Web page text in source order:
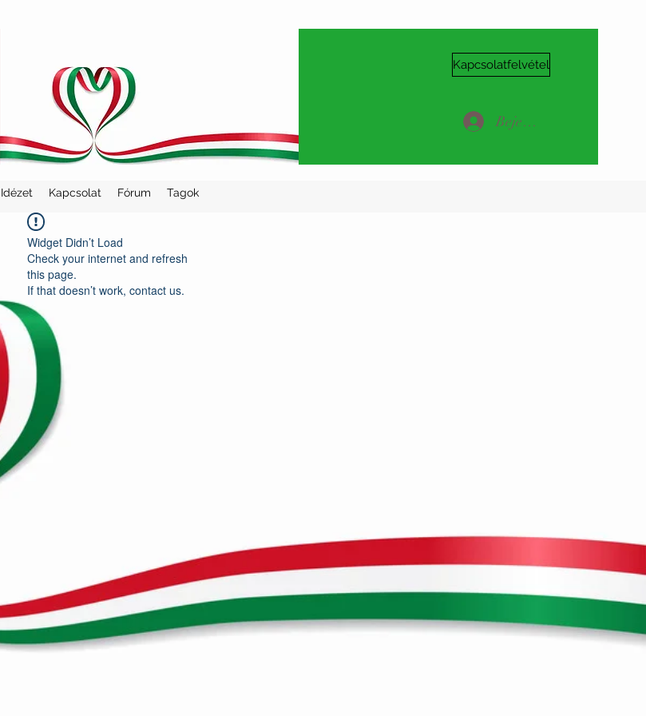
Kapcsolatfelvétel
Bejelentkezés
Idézet Kapcsolat Fórum Tagok
Widget Didn’t Load
Check your internet and refresh
this page.
If that doesn’t work, contact us.